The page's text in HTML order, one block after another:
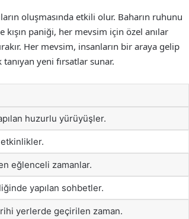
oluşmasında etkili olur. Baharın ruhunu
kışın paniği, her mevsim için özel anılar
Her mevsim, insanların bir araya gelip
tanıyan yeni fırsatlar sunar.
huzurlu yürüyüşler.
etkinlikler.
eğlenceli zamanlar.
yapılan sohbetler.
yerlerde geçirilen zaman.